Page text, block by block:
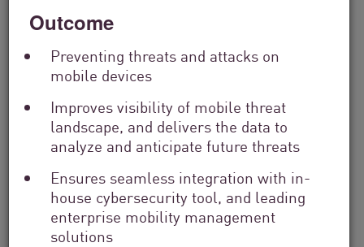
Outcome
Preventing threats and attacks on
mobile devices
Improves visibility of mobile threat
landscape, and delivers the data to
analyze and anticipate future threats
Ensures seamless integration with in-
house cybersecurity tool, and leading
enterprise mobility management
solutions
Finanzdienstleistungen
From Dashboard Chaos To A Single
Risk Score:...
Jetzt lesen 2 Min. Lesezeit